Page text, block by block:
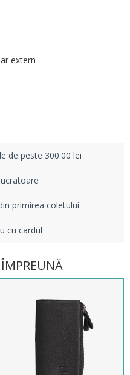
extern
de peste 300.00 lei
primirea coletului
cu cardul